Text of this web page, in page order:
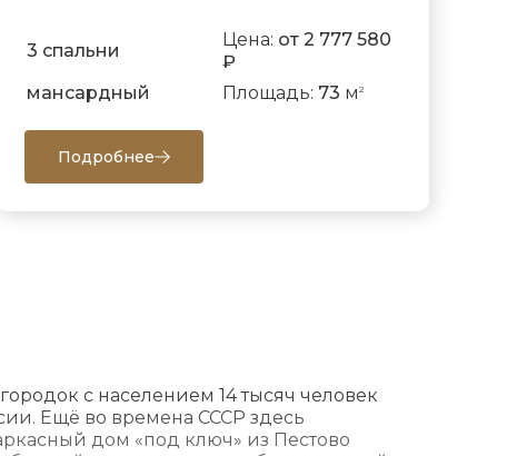
3 спальни
Цена: от 2 777 580
₽
мансардный
Площадь: 73 м 2
Подробнее
с населением 14 тысяч человек
Ещё во времена СССР здесь
дом «под ключ» из Пестово